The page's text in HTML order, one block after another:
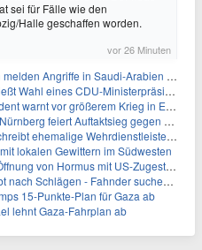
sei für Fälle wie den
Halle geschaffen worden.
vor 26 Minuten
Angriffe in Saudi-Arabien und im Jemen
eines CDU-Ministerpräsident nicht aus
warnt vor größerem Krieg in Europa
feiert Auftaktsieg gegen Dresden
ehemalige Wehrdienstleistende an
lokalen Gewittern im Südwesten
von Hormus mit US-Zugeständnissen
Schlägen - Fahnder suchen Autofahrer
15-Punkte-Plan für Gaza ab
lehnt Gaza-Fahrplan ab